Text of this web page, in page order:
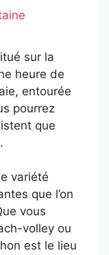
sur la
heure de
entourée
pourrez
que
variété
que l’on
vous
volley ou
est le lieu